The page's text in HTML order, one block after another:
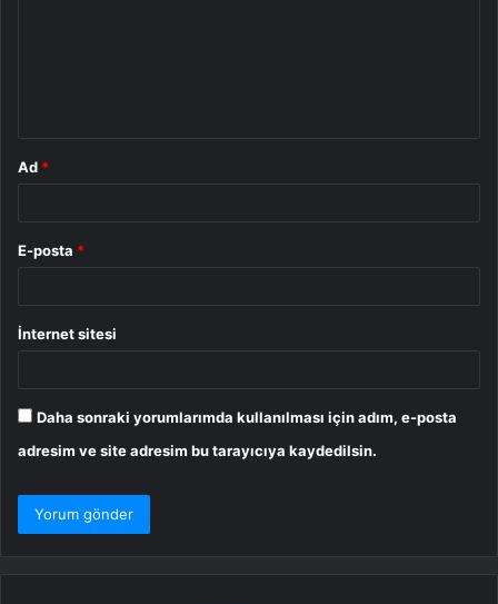
Ad *
E-posta *
İnternet sitesi
Daha sonraki yorumlarımda kullanılması için adım, e-posta
adresim ve site adresim bu tarayıcıya kaydedilsin.